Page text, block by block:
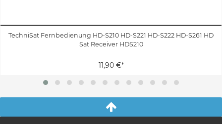
TechniSat Fernbedienung HD-S210 HD-S221 HD-S222 HD-S261 HD
Sat Receiver HDS210
11,90 €*